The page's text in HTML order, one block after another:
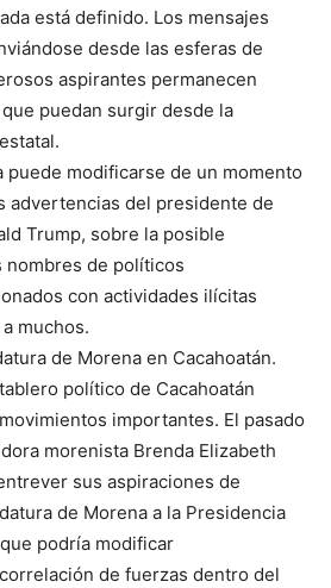
está definido. Los mensajes
desde las esferas de
aspirantes permanecen
puedan surgir desde la
puede modificarse de un momento
advertencias del presidente de
Trump, sobre la posible
nombres de políticos
con actividades ilícitas
muchos.
de Morena en Cacahoatán.
político de Cacahoatán
importantes. El pasado
morenista Brenda Elizabeth
sus aspiraciones de
de Morena a la Presidencia
podría modificar
de fuerzas dentro del